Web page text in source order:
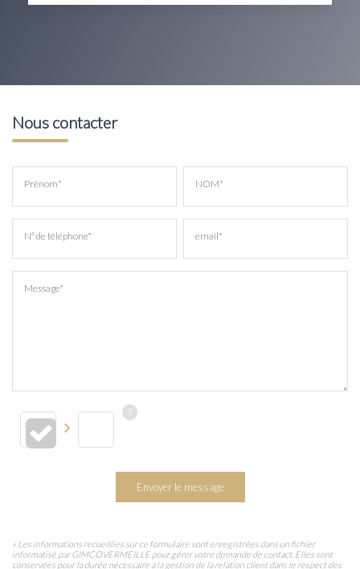
Nous contacter
Prénom* NOM*
N° de téléphone* email*
Message*
Envoyer le message
« Les informations recueillies sur ce formulaire sont enregistrées dans un fichier
informatisé par GIMCOVERMEILLE pour gérer votre demande de contact. Elles sont
conservées pour la durée nécessaire à la gestion de la relation client dans le respect des